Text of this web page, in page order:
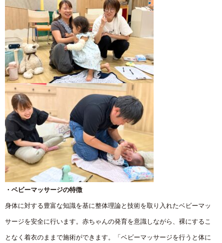
・ベビーマッサージの特徴
身体に対する豊富な知識を基に整体理論と技術を取り入れたベビーマッ
サージを安全に行います。赤ちゃんの発育を意識しながら、裸にするこ
となく着衣のままで施術ができます。「ベビーマッサージを行うと体に